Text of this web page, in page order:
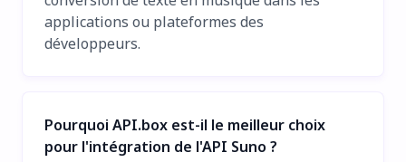
applications ou plateformes des
développeurs.
Pourquoi API.box est-il le meilleur choix
pour l'intégration de l'API Suno ?